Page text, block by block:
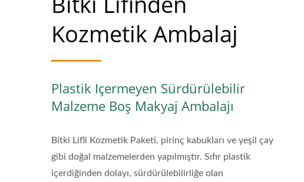
Kozmetik Ambalaj
Plastik Içermeyen Sürdürülebilir
Malzeme Boş Makyaj Ambalajı
Bitki Lifli Kozmetik Paketi, pirinç kabukları ve yeşil çay
gibi doğal malzemelerden yapılmıştır. Sıfır plastik
içerdiğinden dolayı, sürdürülebilirliğe olan